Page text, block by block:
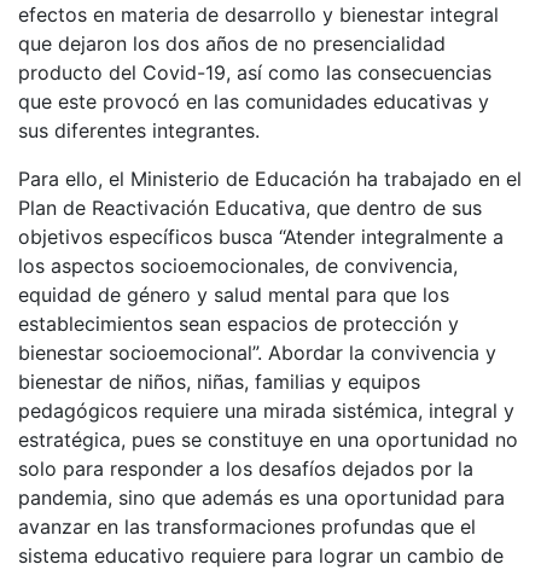
efectos en materia de desarrollo y bienestar integral
que dejaron los dos años de no presencialidad
producto del Covid-19, así como las consecuencias
que este provocó en las comunidades educativas y
sus diferentes integrantes.
Para ello, el Ministerio de Educación ha trabajado en el
Plan de Reactivación Educativa, que dentro de sus
objetivos específicos busca “Atender integralmente a
los aspectos socioemocionales, de convivencia,
equidad de género y salud mental para que los
establecimientos sean espacios de protección y
bienestar socioemocional”. Abordar la convivencia y
bienestar de niños, niñas, familias y equipos
pedagógicos requiere una mirada sistémica, integral y
estratégica, pues se constituye en una oportunidad no
solo para responder a los desafíos dejados por la
pandemia, sino que además es una oportunidad para
avanzar en las transformaciones profundas que el
sistema educativo requiere para lograr un cambio de